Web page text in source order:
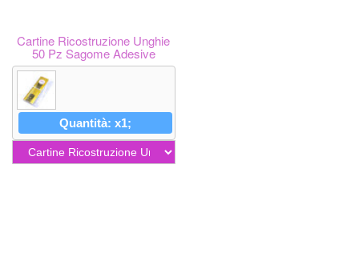
Cartine Ricostruzione Unghie
50 Pz Sagome Adesive
Quantità: x1;